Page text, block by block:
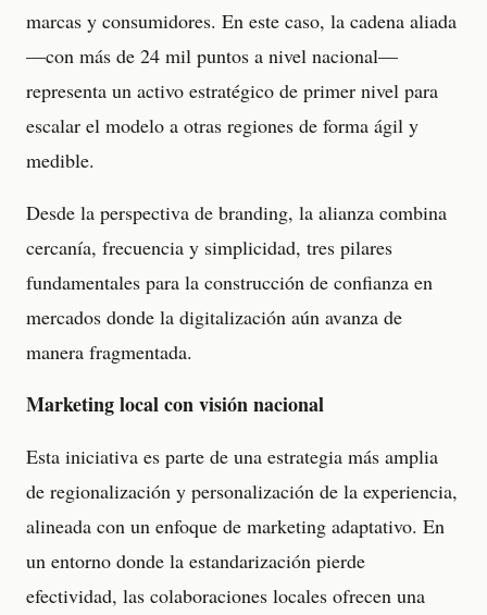
marcas y consumidores. En este caso, la cadena aliada
—con más de 24 mil puntos a nivel nacional—
representa un activo estratégico de primer nivel para
escalar el modelo a otras regiones de forma ágil y
medible.
Desde la perspectiva de branding, la alianza combina
cercanía, frecuencia y simplicidad, tres pilares
fundamentales para la construcción de confianza en
mercados donde la digitalización aún avanza de
manera fragmentada.
Marketing local con visión nacional
Esta iniciativa es parte de una estrategia más amplia
de regionalización y personalización de la experiencia,
alineada con un enfoque de marketing adaptativo. En
un entorno donde la estandarización pierde
efectividad, las colaboraciones locales ofrecen una